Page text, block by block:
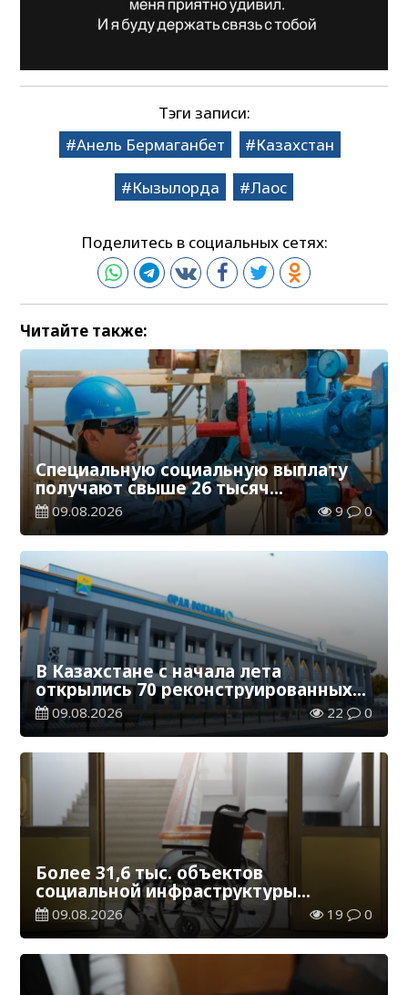
Тэги записи:
Анель Бермаганбет
Казахстан
Кызылорда Лаос
Поделитесь в социальных сетях:
Читайте также:
Специальную социальную выплату
получают свыше 26 тысяч
работников, занятых во вредных
условиях труда
09.08.2026 9 0
В Казахстане с начала лета
открылись 70 реконструированных
железнодорожных вокзалов
09.08.2026 22 0
Более 31,6 тыс. объектов
социальной инфраструктуры
адаптированы для лиц с
инвалидностью
09.08.2026 19 0